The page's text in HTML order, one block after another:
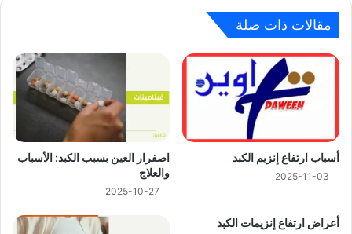
مقالات ذات صلة
أسباب ارتفاع إنزيم الكبد
2025-11-03
اصفرار العين بسبب الكبد: الأسباب
والعلاج
2025-10-27
أعراض ارتفاع إنزيمات الكبد